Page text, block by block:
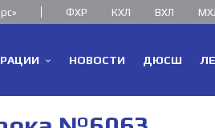
ФХР КХЛ ВХЛ
НОВОСТИ ДЮСШ